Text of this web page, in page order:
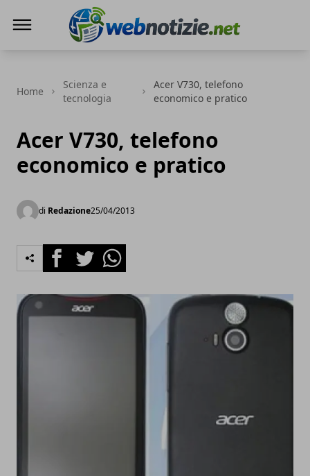
Home
Scienza e
tecnologia
Acer V730, telefono
economico e pratico
Acer V730, telefono
economico e pratico
di Redazione25/04/2013
FacebookTwitterWhatsapp